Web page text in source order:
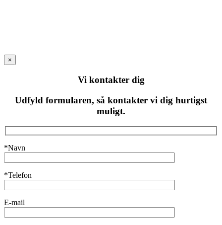
×
Vi kontakter dig
Udfyld formularen, så kontakter vi dig hurtigst
muligt.
*Navn
*Telefon
E-mail